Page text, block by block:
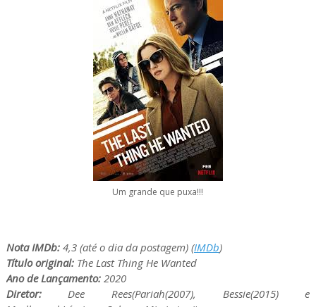
Um grande que puxa!!!
Nota IMDb:4,3 (até o dia da postagem) (IMDb)
Título original:The Last Thing He Wanted
Ano de Lançamento:2020
Diretor:Dee Rees(Pariah(2007), Bessie(2015) e